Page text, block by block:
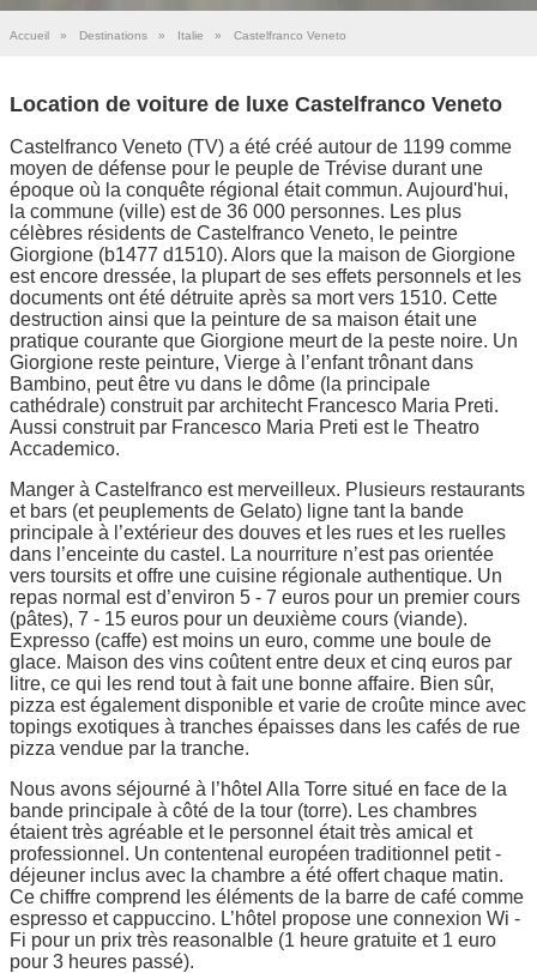
Accueil » Destinations » Italie » Castelfranco Veneto
Location de voiture de luxe Castelfranco Veneto
Castelfranco Veneto (TV) a été créé autour de 1199 comme
moyen de défense pour le peuple de Trévise durant une
époque où la conquête régional était commun. Aujourd'hui,
la commune (ville) est de 36 000 personnes. Les plus
célèbres résidents de Castelfranco Veneto, le peintre
Giorgione (b1477 d1510). Alors que la maison de Giorgione
est encore dressée, la plupart de ses effets personnels et les
documents ont été détruite après sa mort vers 1510. Cette
destruction ainsi que la peinture de sa maison était une
pratique courante que Giorgione meurt de la peste noire. Un
Giorgione reste peinture, Vierge à l’enfant trônant dans
Bambino, peut être vu dans le dôme (la principale
cathédrale) construit par architecht Francesco Maria Preti.
Aussi construit par Francesco Maria Preti est le Theatro
Accademico.
Manger à Castelfranco est merveilleux. Plusieurs restaurants
et bars (et peuplements de Gelato) ligne tant la bande
principale à l’extérieur des douves et les rues et les ruelles
dans l’enceinte du castel. La nourriture n’est pas orientée
vers toursits et offre une cuisine régionale authentique. Un
repas normal est d’environ 5 - 7 euros pour un premier cours
(pâtes), 7 - 15 euros pour un deuxième cours (viande).
Expresso (caffe) est moins un euro, comme une boule de
glace. Maison des vins coûtent entre deux et cinq euros par
litre, ce qui les rend tout à fait une bonne affaire. Bien sûr,
pizza est également disponible et varie de croûte mince avec
topings exotiques à tranches épaisses dans les cafés de rue
pizza vendue par la tranche.
Nous avons séjourné à l’hôtel Alla Torre situé en face de la
bande principale à côté de la tour (torre). Les chambres
étaient très agréable et le personnel était très amical et
professionnel. Un contentenal européen traditionnel petit -
déjeuner inclus avec la chambre a été offert chaque matin.
Ce chiffre comprend les éléments de la barre de café comme
espresso et cappuccino. L’hôtel propose une connexion Wi -
Fi pour un prix très reasonalble (1 heure gratuite et 1 euro
pour 3 heures passé).